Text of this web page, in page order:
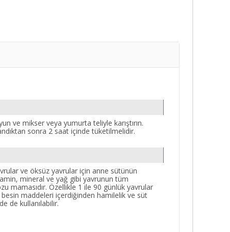
ve mikser veya yumurta teliyle karıştırın.
sonra 2 saat içinde tüketilmelidir.
ve öksüz yavrular için anne sütünün
mineral ve yağ gibi yavrunun tüm
mamasıdır. Özellikle 1 ile 90 günlük yavrular
maddeleri içerdiğinden hamilelik ve süt
de kullanılabilir.